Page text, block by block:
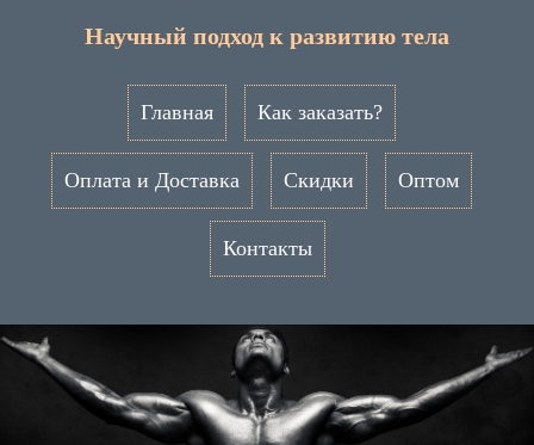
Научный подход к развитию тела
Главная Как заказать?
Оплата и Доставка Скидки Оптом
Контакты